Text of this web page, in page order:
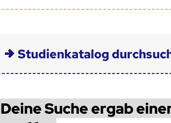
Studienkatalog
Deine Suche ergab